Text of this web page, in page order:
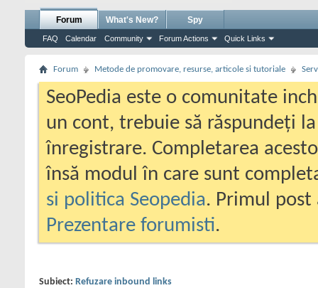
Forum
FAQ Calendar Community Forum Actions Quick Links
What's New? Spy
Forum Metode de promovare, resurse, articole si tutoriale
SeoPedia este o comunitate
un cont, trebuie să răspundeți
înregistrare. Completarea
însă modul în care sunt
si politica Seopedia. Primul
Prezentare forumisti.
Subiect: Refuzare inbound links